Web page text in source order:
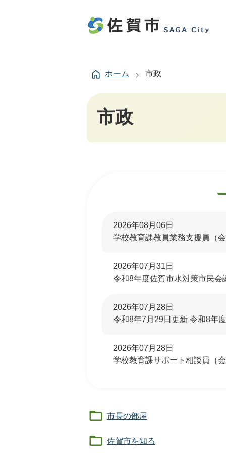
ホーム 市政
市政
2026年08月06日
学校教育課教員業務支援員（
2026年07月31日
令和8年度佐賀市水対策市民
2026年07月28日
令和8年7月29日更新 令和8年
2026年07月28日
学校教育課サポート相談員（
市長の部屋
佐賀市を知る